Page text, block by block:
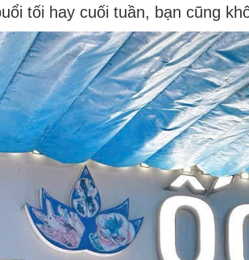
tối hay cuối tuần, bạn cũng